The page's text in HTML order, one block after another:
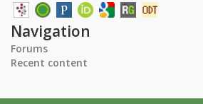
Navigation
Forums
Recent content